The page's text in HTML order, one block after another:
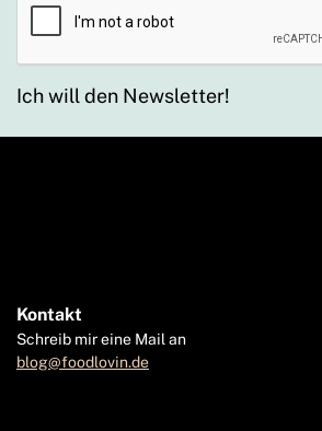
Ich will den Newsletter!
Kontakt
Schreib mir eine Mail an
blog@foodlovin.de